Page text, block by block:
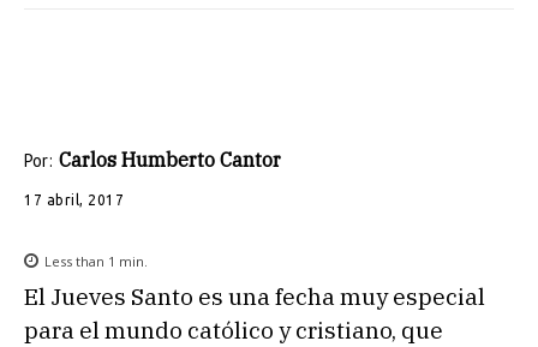
Por: Carlos Humberto Cantor
17 abril, 2017
Less than 1 min.
El Jueves Santo es una fecha muy especial
para el mundo católico y cristiano, que